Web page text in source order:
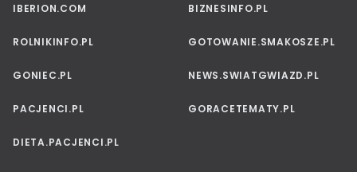
IBERION.COM BIZNESINFO.PL
ROLNIKINFO.PL GOTOWANIE.SMAKOSZE.PL
GONIEC.PL NEWS.SWIATGWIAZD.PL
PACJENCI.PL GORACETEMATY.PL
DIETA.PACJENCI.PL